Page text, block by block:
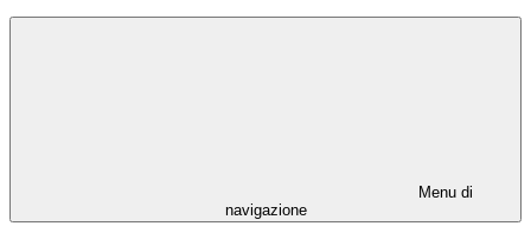
Menu di
navigazione